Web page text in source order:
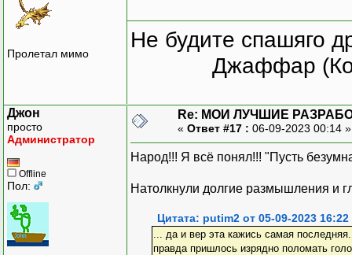
Пролетал мимо
Не будите спашяго
Джаффар
Джон
просто
Администратор
Offline
Пол:
Re: МОИ ЛУЧШИЕ
« Ответ #17 : 06-09-2023 00:14
Народ!!! Я всё понял!!! "Пусть
Натолкнули долгие размышления и
Цитата: putim2 от 05-09-2023 16:22
... да и вер эта кажись самая последняя.
правда пришлось изрядно поломать